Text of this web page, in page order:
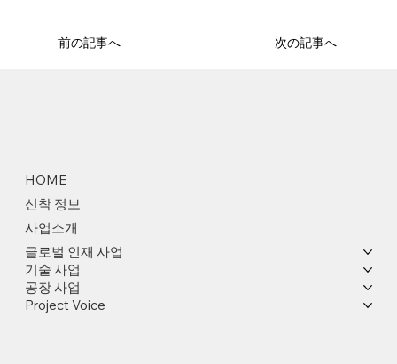
前の記事へ 次の記事へ
HOME
신착 정보
사업소개
글로벌 인재 사업
기술 사업
공장 사업
Project Voice